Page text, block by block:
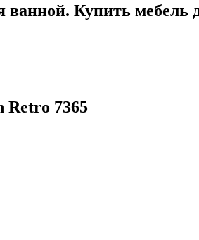
ванной. Купить мебель
Retro 7365